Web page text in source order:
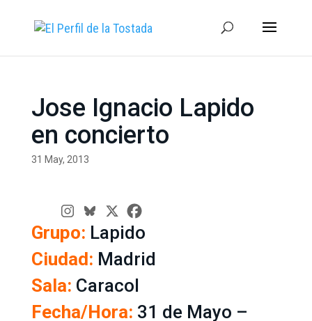
Jose Ignacio Lapido
en concierto
31 May, 2013
Grupo: Lapido
Ciudad: Madrid
Sala: Caracol
Fecha/Hora: 31 de Mayo –